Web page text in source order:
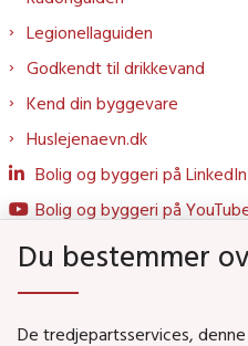
Legionellaguiden
Godkendt til drikkevand
Kend din byggevare
Huslejenaevn.dk
Bolig og byggeri på LinkedIn
Bolig og byggeri på
Du bestemmer
De tredjepartsservices,